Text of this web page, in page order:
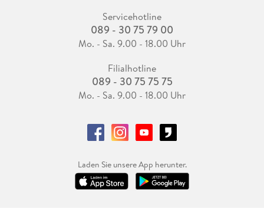
Servicehotline
089 - 30 75 79 00
Mo. - Sa. 9.00 - 18.00 Uhr
Filialhotline
089 - 30 75 75 75
Mo. - Sa. 9.00 - 18.00 Uhr
Laden Sie unsere App herunter.